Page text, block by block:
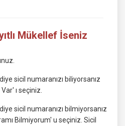
Mükellef İseniz
sicil numaranızı biliyorsanız
ı seçiniz.
sicil numaranızı bilmiyorsanız
Bilmiyorum' u seçiniz. Sicil